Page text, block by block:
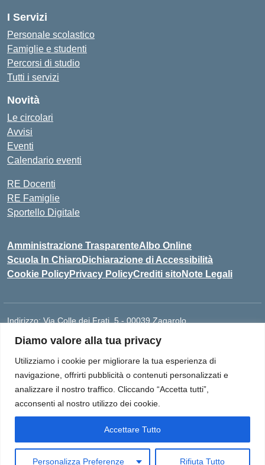
Diamo valore alla tua privacy
Utilizziamo i cookie per migliorare la tua esperienza di
navigazione, offrirti pubblicità o contenuti personalizzati e
analizzare il nostro traffico. Cliccando “Accetta tutti”,
acconsenti al nostro utilizzo dei cookie.
Personalizza Preferenze Rifiuta Tutto
Accettare Tutto
I Servizi
Personale scolastico
Famiglie e studenti
Percorsi di studio
Tutti i servizi
Novità
Le circolari
Avvisi
Eventi
Calendario eventi
RE Docenti
RE Famiglie
Sportello Digitale
Amministrazione TrasparenteAlbo Online
Scuola In Chiaro Dichiarazione di Accessibilità
Cookie PolicyPrivacy PolicyCrediti sito Note Legali
Indirizzo: Via Colle dei Frati, 5 - 00039 Zagarolo
Posta elettronica certificata (PEC):rmis077005@pec.istruzione.it
Codice fiscale: 93015960581
Codice meccanografico:RMIS077005
I.I.S. "Paolo Borsellino e Giovanni Falcone" Via Colle dei Frati, 5 -
| Cod Mecc Sede LICEO SCIENTIFICO: RMPS07701G | Cod Mecc
rmis077005@istruzione.it | Indirizzo Email PEC: